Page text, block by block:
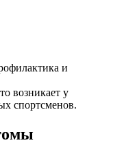
возникает у
спортсменов.